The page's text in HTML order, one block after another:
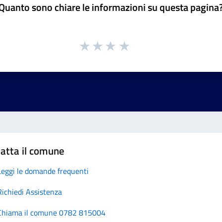
sono chiare le informazioni su questa
il comune
le domande frequenti
Assistenza
il comune 0782 815004